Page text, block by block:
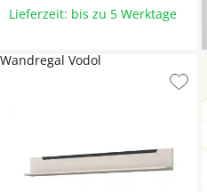
Lieferzeit: bis zu 5 Werktage
Wandregal Vodol